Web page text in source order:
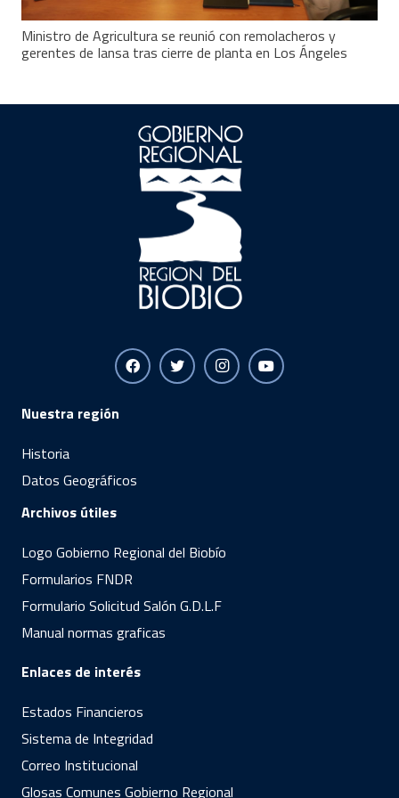
Ministro de Agricultura se reunió con remolacheros y
gerentes de Iansa tras cierre de planta en Los Ángeles
Nuestra región
Historia
Datos Geográficos
Archivos útiles
Logo Gobierno Regional del Biobío
Formularios FNDR
Formulario Solicitud Salón G.D.L.F
Manual normas graficas
Enlaces de interés
Estados Financieros
Sistema de Integridad
Correo Institucional
Glosas Comunes Gobierno Regional